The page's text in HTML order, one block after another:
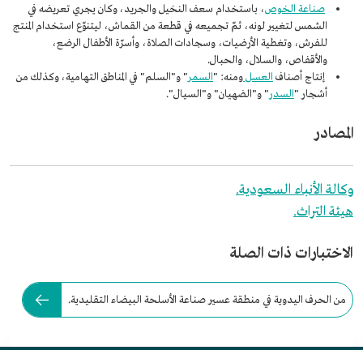
صناعة الخوص، باستخدام سعف النخيل والجريد، وكان يجري تعريضه في
الشمس لتغيير لونه، ثمّ تجميعه في قطعة من القماش، ليتنوّع استخدام المنتج
للفرش، وتغطية الأرضيات، وسجادات الصلاة، وأسرّة الأطفال الرضع،
والأقفاص، والسلال، والحبال.
إنتاج أصناف العسلومنه: "السمر" و"السلم" في المناطق التهامية، وكذلك من
أشجار "السدر" و"الضهيان" و"السيال".
المصادر
وكالة الأنباء السعودية.
هيئة التراث.
الاختبارات ذات الصلة
من الحرف اليدوية في منطقة عسير صناعة الأسلحة البيضاء التقليدية.